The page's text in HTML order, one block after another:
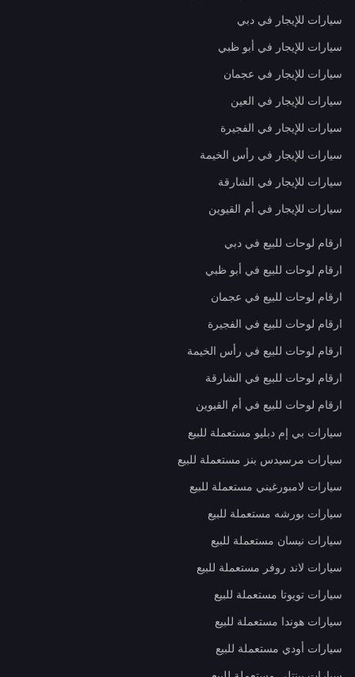
سيارات للإيجار في دبي
سيارات للإيجار في أبو ظبي
سيارات للإيجار في عجمان
سيارات للإيجار في العين
سيارات للإيجار في الفجيرة
سيارات للإيجار في رأس الخيمة
سيارات للإيجار في الشارقة
سيارات للإيجار في أم القيوين
ارقام لوحات للبيع في دبي
ارقام لوحات للبيع في أبو ظبي
ارقام لوحات للبيع في عجمان
ارقام لوحات للبيع في الفجيرة
ارقام لوحات للبيع في رأس الخيمة
ارقام لوحات للبيع في الشارقة
ارقام لوحات للبيع في أم القيوين
سيارات بي إم دبليو مستعملة للبيع
سيارات مرسيدس بنز مستعملة للبيع
سيارات لامبورغيني مستعملة للبيع
سيارات بورشه مستعملة للبيع
سيارات نيسان مستعملة للبيع
سيارات لاند روفر مستعملة للبيع
سيارات تويوتا مستعملة للبيع
سيارات هوندا مستعملة للبيع
سيارات أودي مستعملة للبيع